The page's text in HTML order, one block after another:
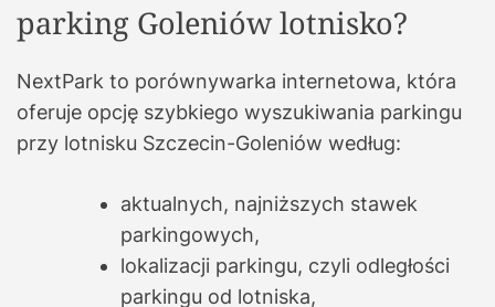
parking Goleniów lotnisko?
NextPark to porównywarka internetowa, która
oferuje opcję szybkiego wyszukiwania parkingu
przy lotnisku Szczecin-Goleniów według:
aktualnych, najniższych stawek
parkingowych,
lokalizacji parkingu, czyli odległości
parkingu od lotniska,